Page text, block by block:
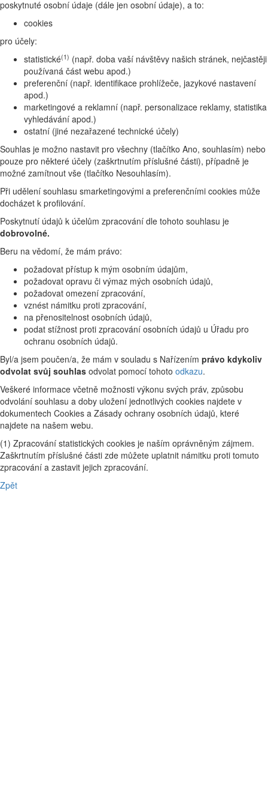
poskytnuté osobní údaje (dále jen osobní údaje), a to:
cookies
pro účely:
statistické(1) (např. doba vaší návštěvy našich stránek, nejčastěji
používaná část webu apod.)
preferenční (např. identifikace prohlížeče, jazykové nastavení
apod.)
marketingové a reklamní (např. personalizace reklamy, statistika
vyhledávání apod.)
ostatní (jiné nezařazené technické účely)
Souhlas je možno nastavit pro všechny (tlačítko Ano, souhlasím) nebo
pouze pro některé účely (zaškrtnutím příslušné části), případně je
možné zamítnout vše (tlačítko Nesouhlasím).
Při udělení souhlasu smarketingovými a preferenčními cookies může
docházet k profilování.
Poskytnutí údajů k účelům zpracování dle tohoto souhlasu je
dobrovolné.
Beru na vědomí, že mám právo:
požadovat přístup k mým osobním údajům,
požadovat opravu či výmaz mých osobních údajů,
požadovat omezení zpracování,
vznést námitku proti zpracování,
na přenositelnost osobních údajů,
podat stížnost proti zpracování osobních údajů u Úřadu pro
ochranu osobních údajů.
Byl/a jsem poučen/a, že mám v souladu s Nařízením právo kdykoliv
odvolat svůj souhlas odvolat pomocí tohoto odkazu.
Veškeré informace včetně možnosti výkonu svých práv, způsobu
odvolání souhlasu a doby uložení jednotlivých cookies najdete v
dokumentech Cookies a Zásady ochrany osobních údajů, které
najdete na našem webu.
(1) Zpracování statistických cookies je naším oprávněným zájmem.
Zaškrtnutím příslušné části zde můžete uplatnit námitku proti tomuto
zpracování a zastavit jejich zpracování.
Zpět